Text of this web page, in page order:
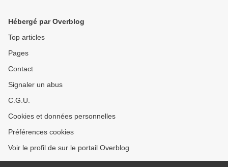
Hébergé par Overblog
Top articles
Pages
Contact
Signaler un abus
C.G.U.
Cookies et données personnelles
Préférences cookies
Voir le profil de sur le portail Overblog